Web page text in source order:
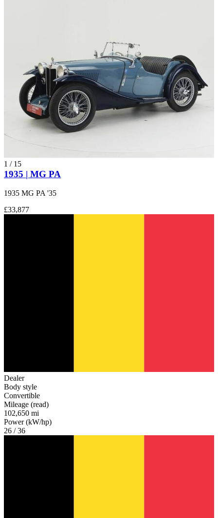
1 / 15
1935 | MG PA
1935 MG PA '35
£33,877
Dealer
Body style
Convertible
Mileage (read)
102,650 mi
Power (kW/hp)
26 / 36